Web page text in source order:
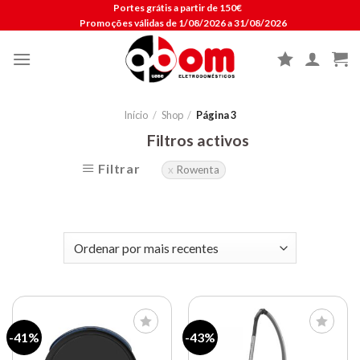
to
Portes grátis a partir de 150€
Promoções válidas de 1/08/2026 a 31/08/2026
Início / Shop / Página 3
Filtrar
Filtros activos
Rowenta
-41% -43%